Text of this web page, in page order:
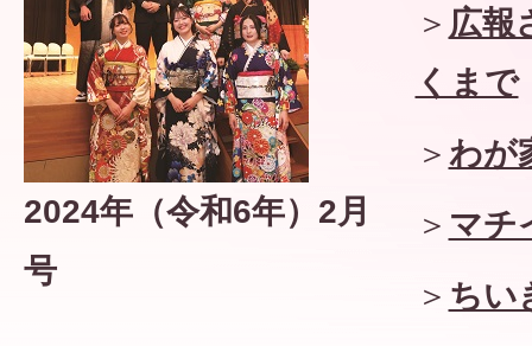
2024年（令和6年）2月
号
＞ 広報
くまで
＞ わが
＞ マチ
＞ ちい